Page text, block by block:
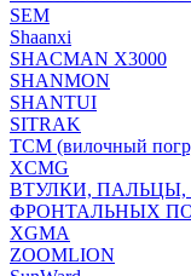
SEM
Shaanxi
SHACMAN X3000
SHANMON
SHANTUI
SITRAK
TCM (вилочный
XCMG
ВТУЛКИ,
ФРОНТАЛЬНЫХ
XGMA
ZOOMLION